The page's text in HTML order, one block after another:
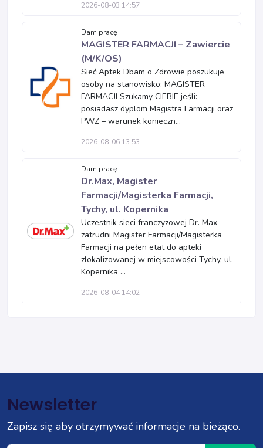
2026-08-03 14:57
Dam pracę
MAGISTER FARMACJI – Zawiercie
(M/K/OS)
Sieć Aptek Dbam o Zdrowie poszukuje
osoby na stanowisko: MAGISTER
FARMACJI Szukamy CIEBIE jeśli:
posiadasz dyplom Magistra Farmacji oraz
PWZ – warunek konieczn...
2026-08-06 13:53
Dam pracę
Dr.Max, Magister
Farmacji/Magisterka Farmacji,
Tychy, ul. Kopernika
Uczestnik sieci franczyzowej Dr. Max
zatrudni Magister Farmacji/Magisterka
Farmacji na pełen etat do apteki
zlokalizowanej w miejscowości Tychy, ul.
Kopernika ...
2026-08-04 14:02
Newsletter
Zapisz się aby otrzymywać informacje na bieżąco.